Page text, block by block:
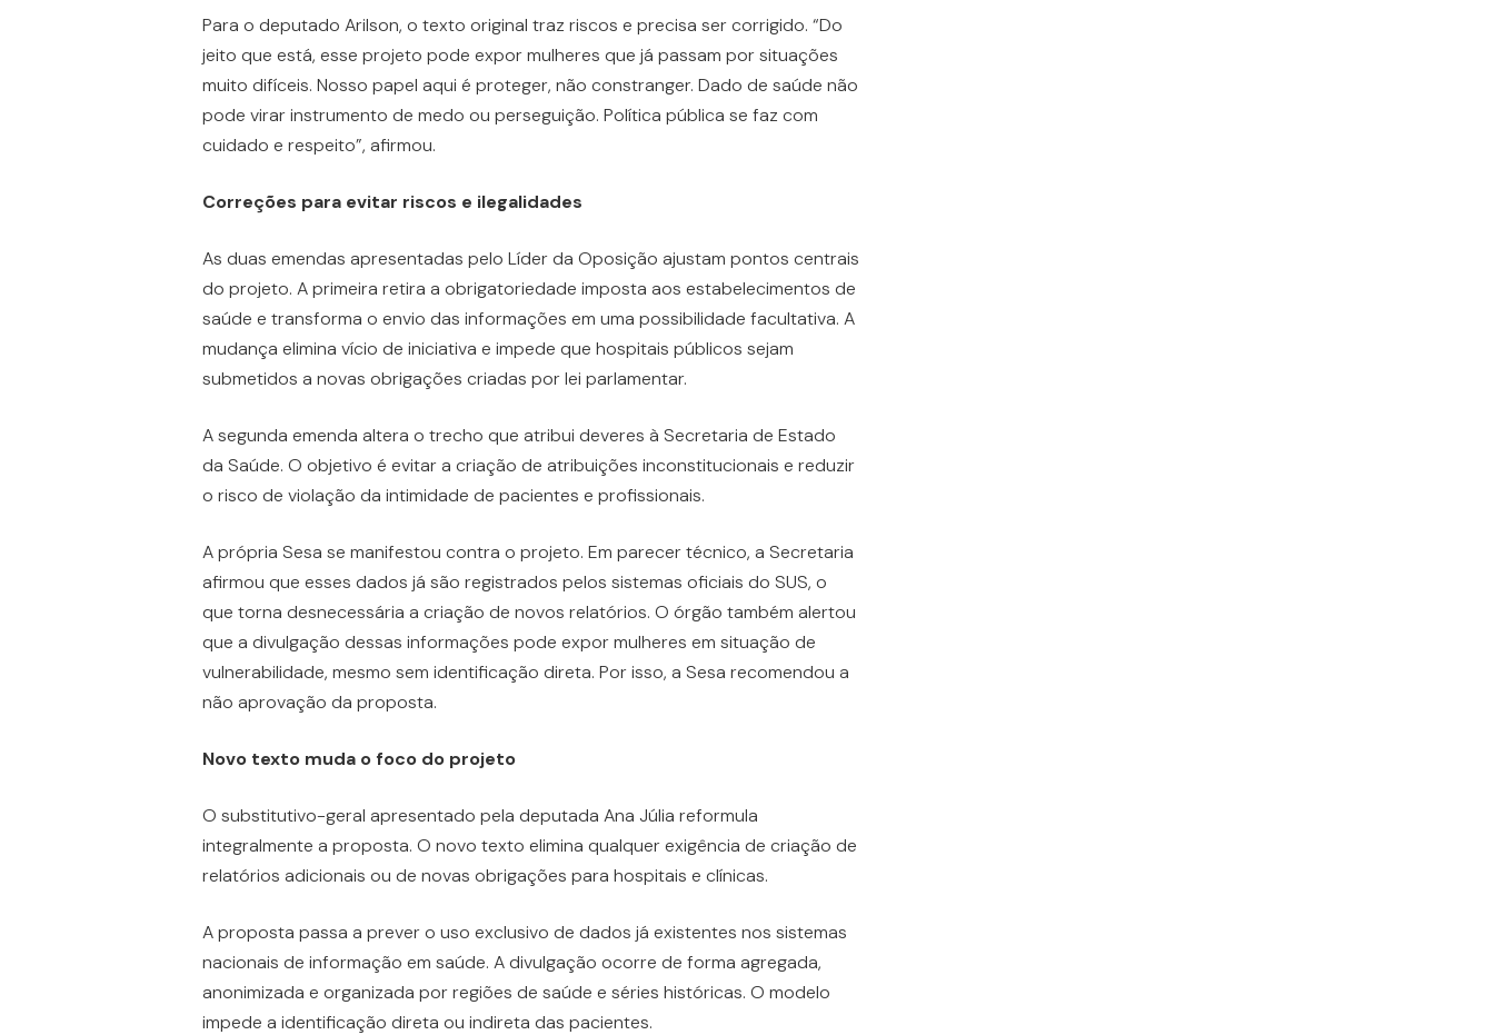
Para o deputado Arilson, o texto original traz riscos e precisa ser corrigido. “Do
jeito que está, esse projeto pode expor mulheres que já passam por situações
muito difíceis. Nosso papel aqui é proteger, não constranger. Dado de saúde não
pode virar instrumento de medo ou perseguição. Política pública se faz com
cuidado e respeito”, afirmou.
Correções para evitar riscos e ilegalidades
As duas emendas apresentadas pelo Líder da Oposição ajustam pontos centrais
do projeto. A primeira retira a obrigatoriedade imposta aos estabelecimentos de
saúde e transforma o envio das informações em uma possibilidade facultativa. A
mudança elimina vício de iniciativa e impede que hospitais públicos sejam
submetidos a novas obrigações criadas por lei parlamentar.
A segunda emenda altera o trecho que atribui deveres à Secretaria de Estado
da Saúde. O objetivo é evitar a criação de atribuições inconstitucionais e reduzir
o risco de violação da intimidade de pacientes e profissionais.
A própria Sesa se manifestou contra o projeto. Em parecer técnico, a Secretaria
afirmou que esses dados já são registrados pelos sistemas oficiais do SUS, o
que torna desnecessária a criação de novos relatórios. O órgão também alertou
que a divulgação dessas informações pode expor mulheres em situação de
vulnerabilidade, mesmo sem identificação direta. Por isso, a Sesa recomendou a
não aprovação da proposta.
Novo texto muda o foco do projeto
O substitutivo-geral apresentado pela deputada Ana Júlia reformula
integralmente a proposta. O novo texto elimina qualquer exigência de criação de
relatórios adicionais ou de novas obrigações para hospitais e clínicas.
A proposta passa a prever o uso exclusivo de dados já existentes nos sistemas
nacionais de informação em saúde. A divulgação ocorre de forma agregada,
anonimizada e organizada por regiões de saúde e séries históricas. O modelo
impede a identificação direta ou indireta das pacientes.